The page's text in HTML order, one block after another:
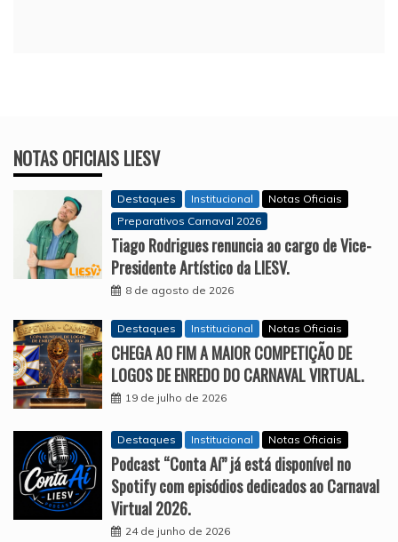
NOTAS OFICIAIS LIESV
Destaques Institucional
Notas Oficiais
Preparativos Carnaval 2026
Tiago Rodrigues renuncia ao cargo de Vice-
Presidente Artístico da LIESV.
8 de agosto de 2026
Destaques Institucional Notas Oficiais
CHEGA AO FIM A MAIOR COMPETIÇÃO DE
LOGOS DE ENREDO DO CARNAVAL VIRTUAL.
19 de julho de 2026
Destaques Institucional Notas Oficiais
Podcast “Conta Aí” já está disponível no
Spotify com episódios dedicados ao Carnaval
Virtual 2026.
24 de junho de 2026